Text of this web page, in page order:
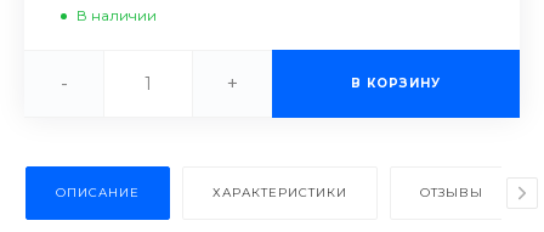
В наличии
- + В КОРЗИНУ
ОПИСАНИЕ ХАРАКТЕРИСТИКИ ОТЗЫВЫ